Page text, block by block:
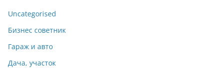
Uncategorised
Бизнес советник
Гараж и авто
Дача, участок